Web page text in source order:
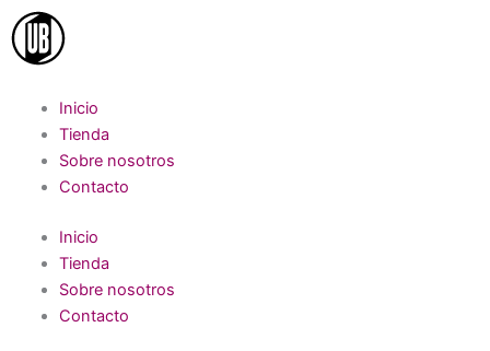
contenido
Inicio
Tienda
Sobre nosotros
Contacto
Inicio
Tienda
Sobre nosotros
Contacto